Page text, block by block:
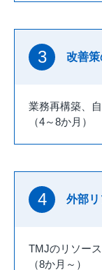
3 改善
業務再構築、
（4～8か月）
4 外部リ
TMJのリソー
（8か月～）